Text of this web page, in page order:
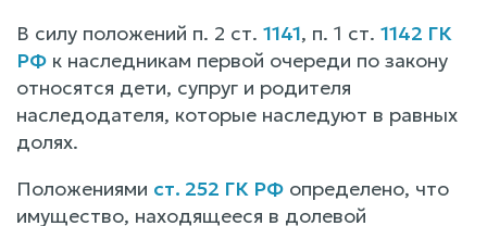
В силу положений п. 2 ст. 1141, п. 1 ст. 1142 ГК
РФ к наследникам первой очереди по закону
относятся дети, супруг и родителя
наследодателя, которые наследуют в равных
долях.
Положениями ст. 252 ГК РФ определено, что
имущество, находящееся в долевой